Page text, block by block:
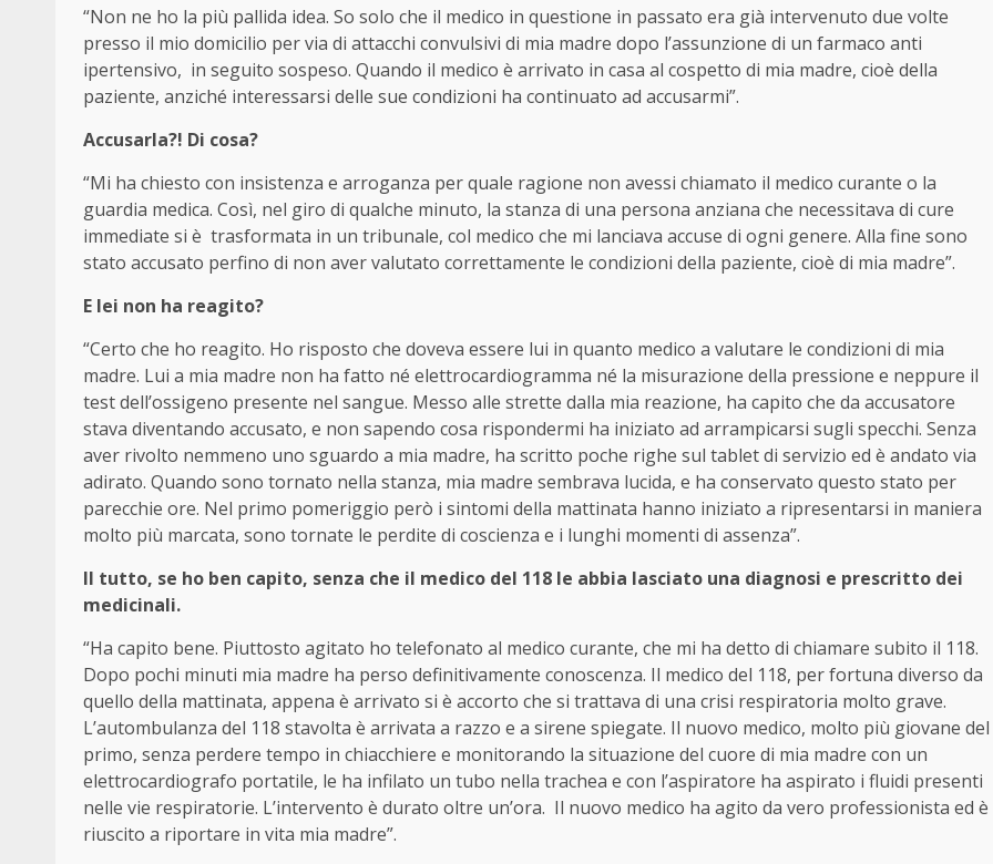
“Non ne ho la più pallida idea. So solo che il medico in questione in passato era già intervenuto due volte
presso il mio domicilio per via di attacchi convulsivi di mia madre dopo l’assunzione di un farmaco anti
ipertensivo, in seguito sospeso. Quando il medico è arrivato in casa al cospetto di mia madre, cioè della
paziente, anziché interessarsi delle sue condizioni ha continuato ad accusarmi”.
Accusarla?! Di cosa?
“Mi ha chiesto con insistenza e arroganza per quale ragione non avessi chiamato il medico curante o la
guardia medica. Così, nel giro di qualche minuto, la stanza di una persona anziana che necessitava di cure
immediate si è trasformata in un tribunale, col medico che mi lanciava accuse di ogni genere. Alla fine sono
stato accusato perfino di non aver valutato correttamente le condizioni della paziente, cioè di mia madre”.
E lei non ha reagito?
“Certo che ho reagito. Ho risposto che doveva essere lui in quanto medico a valutare le condizioni di mia
madre. Lui a mia madre non ha fatto né elettrocardiogramma né la misurazione della pressione e neppure il
test dell’ossigeno presente nel sangue. Messo alle strette dalla mia reazione, ha capito che da accusatore
stava diventando accusato, e non sapendo cosa rispondermi ha iniziato ad arrampicarsi sugli specchi. Senza
aver rivolto nemmeno uno sguardo a mia madre, ha scritto poche righe sul tablet di servizio ed è andato via
adirato. Quando sono tornato nella stanza, mia madre sembrava lucida, e ha conservato questo stato per
parecchie ore. Nel primo pomeriggio però i sintomi della mattinata hanno iniziato a ripresentarsi in maniera
molto più marcata, sono tornate le perdite di coscienza e i lunghi momenti di assenza”.
Il tutto, se ho ben capito, senza che il medico del 118 le abbia lasciato una diagnosi e prescritto dei
medicinali.
“Ha capito bene. Piuttosto agitato ho telefonato al medico curante, che mi ha detto di chiamare subito il 118.
Dopo pochi minuti mia madre ha perso definitivamente conoscenza. Il medico del 118, per fortuna diverso da
quello della mattinata, appena è arrivato si è accorto che si trattava di una crisi respiratoria molto grave.
L’autombulanza del 118 stavolta è arrivata a razzo e a sirene spiegate. Il nuovo medico, molto più giovane del
primo, senza perdere tempo in chiacchiere e monitorando la situazione del cuore di mia madre con un
elettrocardiografo portatile, le ha infilato un tubo nella trachea e con l’aspiratore ha aspirato i fluidi presenti
nelle vie respiratorie. L’intervento è durato oltre un’ora. Il nuovo medico ha agito da vero professionista ed è
riuscito a riportare in vita mia madre”.